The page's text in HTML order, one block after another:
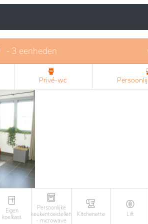
- 3 eenheden
Privé-wc
Eigen
koelkast
Persoonlijke
keukentoestellen
- microwave
Kitchenette Lift